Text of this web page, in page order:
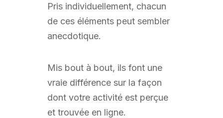
Pris individuellement, chacun
de ces éléments peut sembler
anecdotique.
Mis bout à bout, ils font une
vraie différence sur la façon
dont votre activité est perçue
et trouvée en ligne.